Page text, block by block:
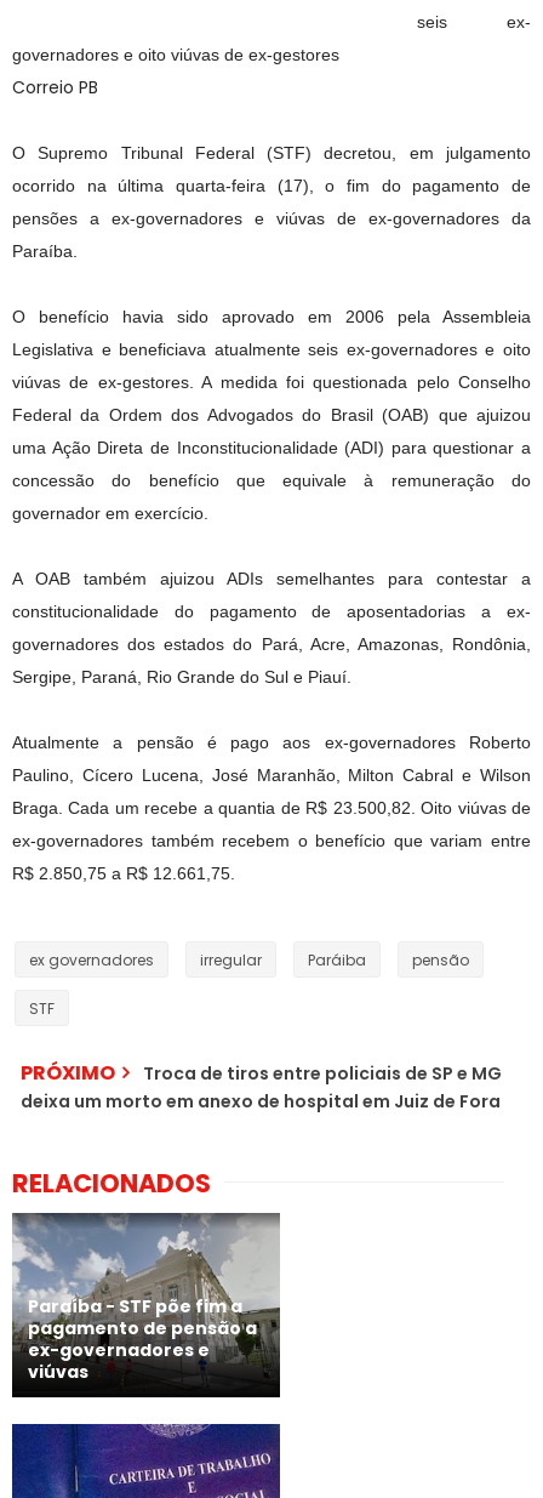
seis ex-
governadores e oito viúvas de ex-gestores
Correio PB
O Supremo Tribunal Federal (STF) decretou, em julgamento
ocorrido na última quarta-feira (17), o fim do pagamento de
pensões a ex-governadores e viúvas de ex-governadores da
Paraíba.
O benefício havia sido aprovado em 2006 pela Assembleia
Legislativa e beneficiava atualmente seis ex-governadores e oito
viúvas de ex-gestores. A medida foi questionada pelo Conselho
Federal da Ordem dos Advogados do Brasil (OAB) que ajuizou
uma Ação Direta de Inconstitucionalidade (ADI) para questionar a
concessão do benefício que equivale à remuneração do
governador em exercício.
A OAB também ajuizou ADIs semelhantes para contestar a
constitucionalidade do pagamento de aposentadorias a ex-
governadores dos estados do Pará, Acre, Amazonas, Rondônia,
Sergipe, Paraná, Rio Grande do Sul e Piauí.
Atualmente a pensão é pago aos ex-governadores Roberto
Paulino, Cícero Lucena, José Maranhão, Milton Cabral e Wilson
Braga. Cada um recebe a quantia de R$ 23.500,82. Oito viúvas de
ex-governadores também recebem o benefício que variam entre
R$ 2.850,75 a R$ 12.661,75.
ex governadores irregular Paráiba pensão
STF
PRÓXIMO
Troca de tiros entre policiais de SP e MG
deixa um morto em anexo de hospital em Juiz de Fora
RELACIONADOS
Paraíba - STF põe fim a
pagamento de pensão a
ex-governadores e
viúvas